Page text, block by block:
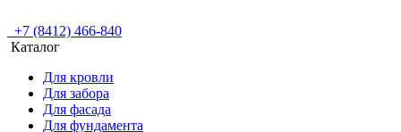
+7 (8412) 466-840
Каталог
Для кровли
Для забора
Для фасада
Для фундамента